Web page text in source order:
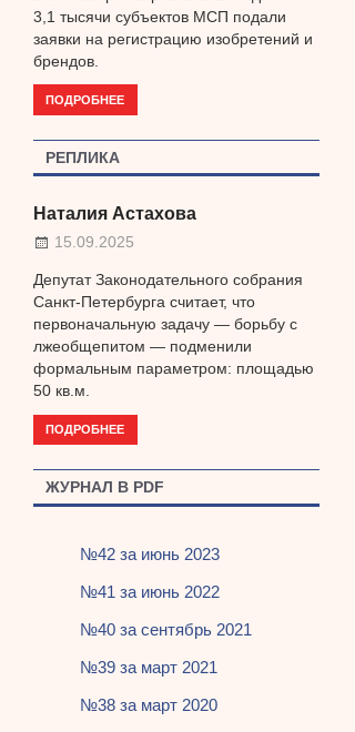
3,1 тысячи субъектов МСП подали
заявки на регистрацию изобретений и
брендов.
ПОДРОБНЕЕ
РЕПЛИКА
Наталия Астахова
15.09.2025
Депутат Законодательного собрания
Санкт-Петербурга считает, что
первоначальную задачу — борьбу с
лжеобщепитом — подменили
формальным параметром: площадью
50 кв.м.
ПОДРОБНЕЕ
ЖУРНАЛ В PDF
№42 за июнь 2023
№41 за июнь 2022
№40 за сентябрь 2021
№39 за март 2021
№38 за март 2020